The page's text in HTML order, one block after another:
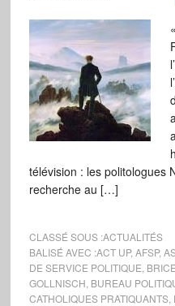
télévision : les politologues
recherche au […]
CLASSÉ SOUS :ACTUALITÉS
BALISÉ AVEC :ACT UP, AFSP,
DE SERVICE POLITIQUE
GOLLNISCH BUREAU
CATHOLIQUES PRATIQUANTS,